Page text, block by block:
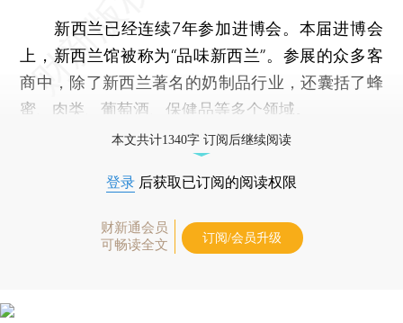
新西兰已经连续7年参加进博会。本届进博会
上，新西兰馆被称为“品味新西兰”。参展的众多客
商中，除了新西兰著名的奶制品行业，还囊括了蜂
蜜、肉类、葡萄酒、保健品等多个领域。
本文共计1340字 订阅后继续阅读
登录 后获取已订阅的阅读权限
财新通会员
可畅读全文
订阅/会员升级